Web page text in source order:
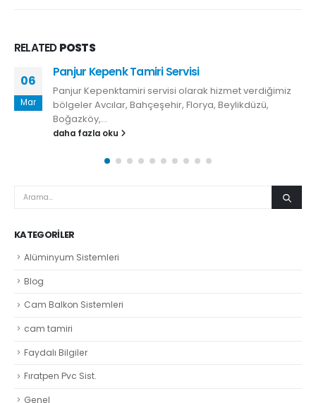
RELATEDPOSTS
06
Mar
Panjur Kepenk Tamiri Servisi
Panjur Kepenktamiri servisi olarak hizmet verdiğimiz
bölgeler Avcılar, Bahçeşehir, Florya, Beylikdüzü,
Boğazköy,...
daha fazla oku
KATEGORILER
Alüminyum Sistemleri
Blog
Cam Balkon Sistemleri
cam tamiri
Faydalı Bilgiler
Fıratpen Pvc Sist.
Genel